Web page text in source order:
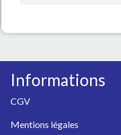
Informations
CGV
Mentions légales